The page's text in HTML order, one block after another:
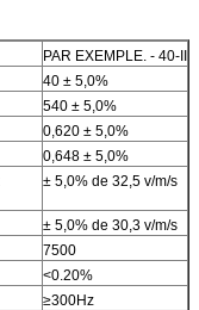
PAR EXEMPLE. - 40-II
40 ± 5,0%
540 ± 5,0%
0,620 ± 5,0%
0,648 ± 5,0%
± 5,0% de 32,5 v/m/s
± 5,0% de 30,3 v/m/s
7500
<0.20%
≥300Hz